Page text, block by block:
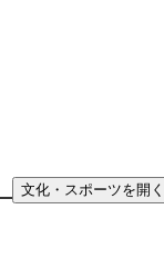
文化・スポーツを開く